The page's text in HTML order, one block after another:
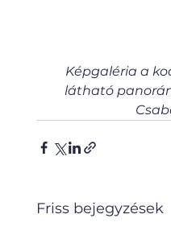
Képgaléria a
látható
Friss bejegyzések